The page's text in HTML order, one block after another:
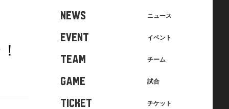
NEWS ニュース
EVENT イベント
TEAM チーム
GAME 試合
TICKET チケット